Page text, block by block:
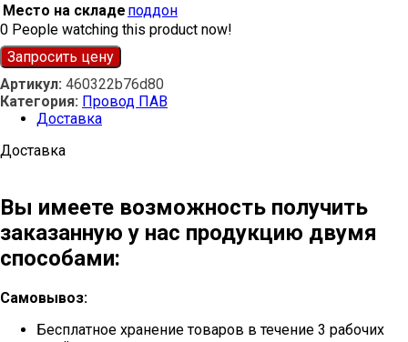
Место на складе поддон
0 People watching this product now!
Запросить цену
Артикул: 460322b76d80
Категория: Провод ПАВ
Доставка
Доставка
Вы имеете возможность получить
заказанную у нас продукцию двумя
способами:
Самовывоз:
Бесплатное хранение товаров в течение 3 рабочих